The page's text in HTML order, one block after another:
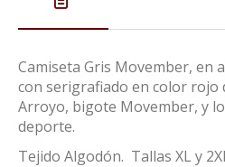
Camiseta Gris Movember, en
con serigrafiado en color rojo
Arroyo, bigote Movember, y
deporte.
Tejido Algodón. Tallas XL y